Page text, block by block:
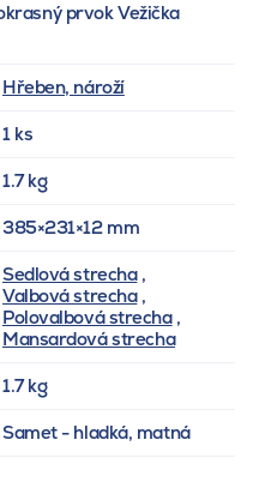
prvok Vežička
Hřeben, nároží
1 ks
1.7 kg
385×231×12 mm
Sedlová strecha,
Valbová strecha,
Polovalbová strecha,
Mansardová strecha
1.7 kg
Samet - hladká, matná